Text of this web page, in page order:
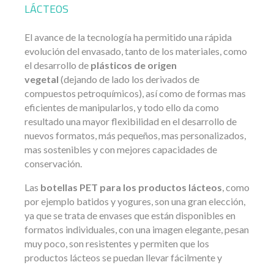
LÁCTEOS
El avance de la tecnología ha permitido una rápida
evolución del envasado, tanto de los materiales, como
el desarrollo de plásticos de origen
vegetal (dejando de lado los derivados de
compuestos petroquímicos), así como de formas mas
eficientes de manipularlos, y todo ello da como
resultado una mayor flexibilidad en el desarrollo de
nuevos formatos, más pequeños, mas personalizados,
mas sostenibles y con mejores capacidades de
conservación.
Las botellas PET para los productos lácteos, como
por ejemplo batidos y yogures, son una gran elección,
ya que se trata de envases que están disponibles en
formatos individuales, con una imagen elegante, pesan
muy poco, son resistentes y permiten que los
productos lácteos se puedan llevar fácilmente y